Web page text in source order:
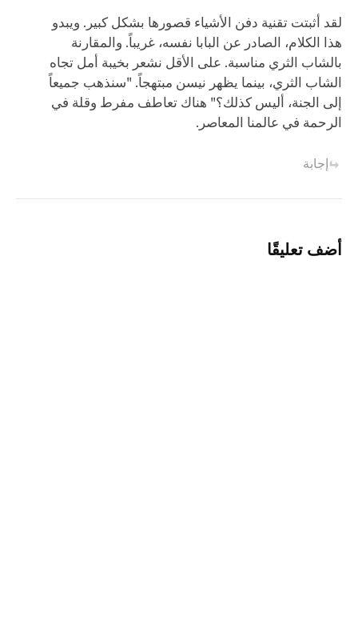
لقد أثبتت تقنية دفن الأشياء قصورها بشكل كبير. ويبدو
هذا الكلام، الصادر عن البابا نفسه، غريباً. والمقارنة
بالشاب الثري مناسبة. على الأقل نشعر بخيبة أمل تجاه
الشاب الثري، بينما يظهر نيسن مبتهجاً. "سنذهب جميعاً
إلى الجنة، أليس كذلك؟" هناك تعاطف مفرط وقلة في
الرحمة في عالمنا المعاصر.
إجابة
أضف تعليقًا